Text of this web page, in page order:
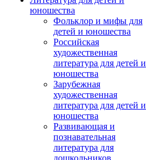
юношества
Фольклор и мифы для
детей и юношества
Российская
художественная
литература для детей и
юношества
Зарубежная
художественная
литература для детей и
юношества
Развивающая и
познавательная
литература для
дошкольников